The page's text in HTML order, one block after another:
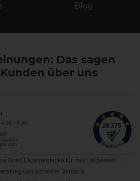
Blog
Das sagen
über uns